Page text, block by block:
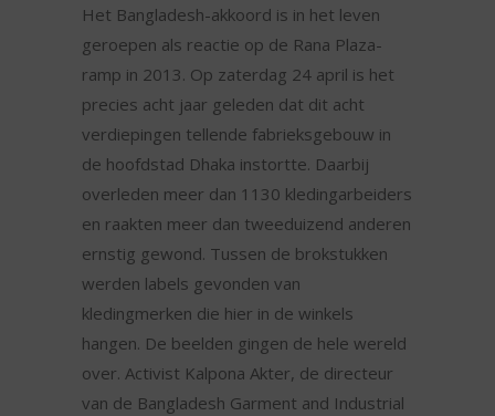
Het Bangladesh-akkoord is in het leven
geroepen als reactie op de Rana Plaza-
ramp in 2013. Op zaterdag 24 april is het
precies acht jaar geleden dat dit acht
verdiepingen tellende fabrieksgebouw in
de hoofdstad Dhaka instortte. Daarbij
overleden meer dan 1130 kledingarbeiders
en raakten meer dan tweeduizend anderen
ernstig gewond. Tussen de brokstukken
werden labels gevonden van
kledingmerken die hier in de winkels
hangen. De beelden gingen de hele wereld
over. Activist Kalpona Akter, de directeur
van de Bangladesh Garment and Industrial